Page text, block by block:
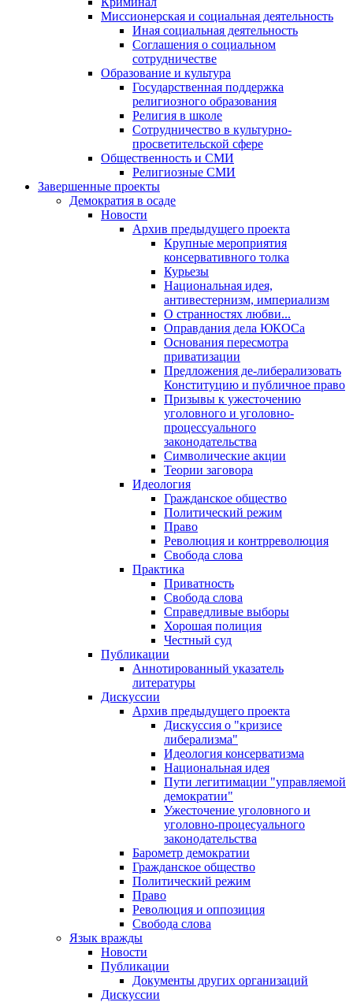
Миссионерская и социальная деятельность
Иная социальная деятельность
Соглашения о социальном
сотрудничестве
Образование и культура
Государственная поддержка
религиозного образования
Религия в школе
Сотрудничество в культурно-
просветительской сфере
Общественность и СМИ
Религиозные СМИ
Завершенные проекты
Демократия в осаде
Новости
Архив предыдущего проекта
Крупные мероприятия
консервативного толка
Курьезы
Национальная идея,
антивестернизм, империализм
О странностях любви...
Оправдания дела ЮКОСа
Основания пересмотра
приватизации
Предложения де-либерализовать
Конституцию и публичное право
Призывы к ужесточению
уголовного и уголовно-
процессуального
законодательства
Символические акции
Теории заговора
Идеология
Гражданское общество
Политический режим
Право
Революция и контрреволюция
Свобода слова
Практика
Приватность
Свобода слова
Справедливые выборы
Хорошая полиция
Честный суд
Публикации
Аннотированный указатель
литературы
Дискуссии
Архив предыдущего проекта
Дискуссия о "кризисе
либерализма"
Идеология консерватизма
Национальная идея
Пути легитимации "управляемой
демократии"
Ужесточение уголовного и
уголовно-процесуального
законодательства
Барометр демократии
Гражданское общество
Политический режим
Право
Революция и оппозиция
Свобода слова
Язык вражды
Новости
Публикации
Документы других организаций
Дискуссии